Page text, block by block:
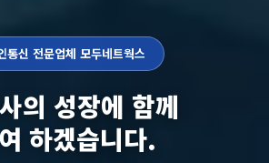
통신 전문업체 모두네트웍스
의 성장에 함께
하겠습니다.